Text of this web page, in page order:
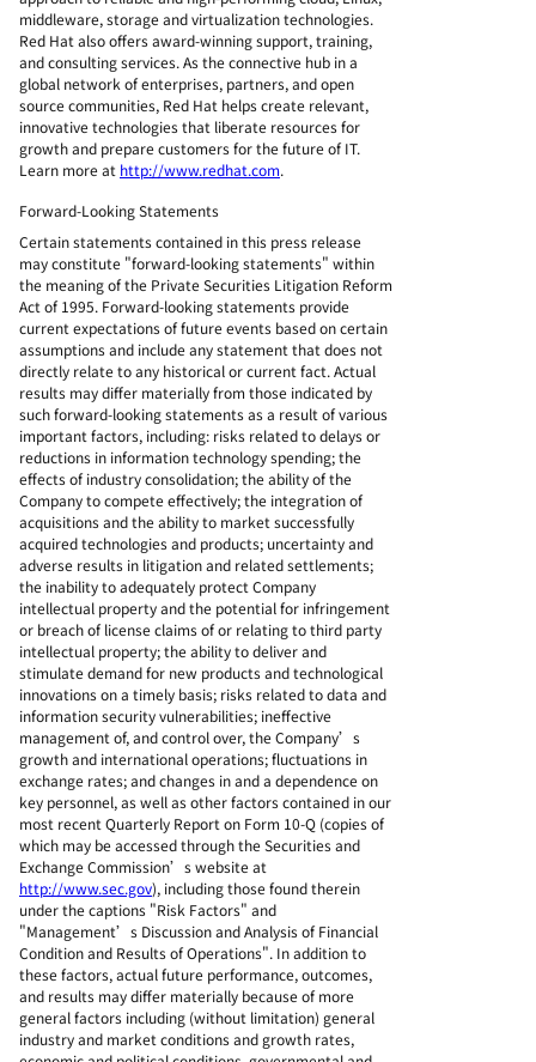
middleware, storage and virtualization technologies.
Red Hat also offers award-winning support, training,
and consulting services. As the connective hub in a
global network of enterprises, partners, and open
source communities, Red Hat helps create relevant,
innovative technologies that liberate resources for
growth and prepare customers for the future of IT.
Learn more at http://www.redhat.com.
Forward-Looking Statements
Certain statements contained in this press release
may constitute "forward-looking statements" within
the meaning of the Private Securities Litigation Reform
Act of 1995. Forward-looking statements provide
current expectations of future events based on certain
assumptions and include any statement that does not
directly relate to any historical or current fact. Actual
results may differ materially from those indicated by
such forward-looking statements as a result of various
important factors, including: risks related to delays or
reductions in information technology spending; the
effects of industry consolidation; the ability of the
Company to compete effectively; the integration of
acquisitions and the ability to market successfully
acquired technologies and products; uncertainty and
adverse results in litigation and related settlements;
the inability to adequately protect Company
intellectual property and the potential for infringement
or breach of license claims of or relating to third party
intellectual property; the ability to deliver and
stimulate demand for new products and technological
innovations on a timely basis; risks related to data and
information security vulnerabilities; ineffective
management of, and control over, the Company’s
growth and international operations; fluctuations in
exchange rates; and changes in and a dependence on
key personnel, as well as other factors contained in our
most recent Quarterly Report on Form 10-Q (copies of
which may be accessed through the Securities and
Exchange Commission’s website at
http://www.sec.gov), including those found therein
under the captions "Risk Factors" and
"Management’s Discussion and Analysis of Financial
Condition and Results of Operations". In addition to
these factors, actual future performance, outcomes,
and results may differ materially because of more
general factors including (without limitation) general
industry and market conditions and growth rates,